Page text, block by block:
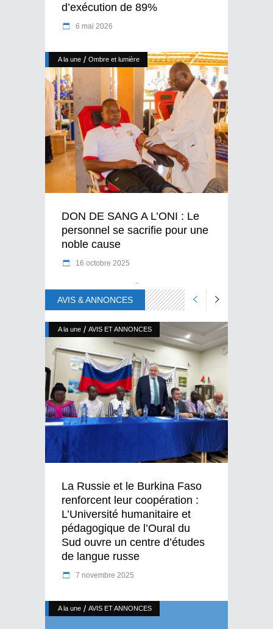
d’exécution de 89%
6 mai 2026
A la une / Ombre et lumière
DON DE SANG A L’ONI : Le
personnel se sacrifie pour une
noble cause
16 octobre 2025
AVIS & ANNONCES
A la une / AVIS ET ANNONCES
La Russie et le Burkina Faso
renforcent leur coopération :
L’Université humanitaire et
pédagogique de l’Oural du
Sud ouvre un centre d’études
de langue russe
7 novembre 2025
A la une / AVIS ET ANNONCES